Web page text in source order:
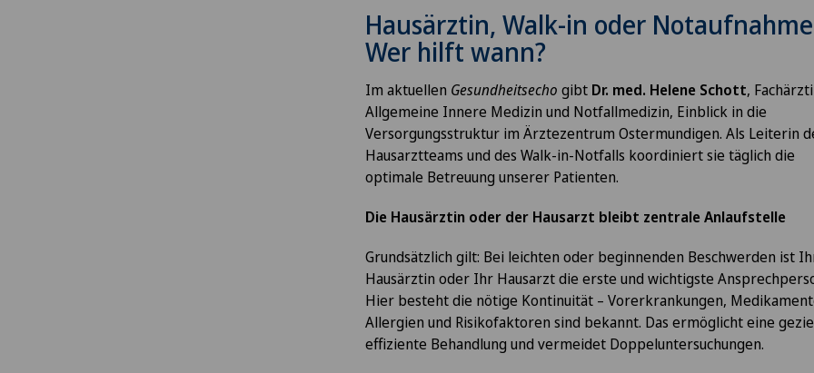
Hausärztin, Walk-in oder
Wer hilft wann?
Im aktuellen Gesundheitsecho gibt Dr. med. Helene Schott,
Allgemeine Innere Medizin und Notfallmedizin, Einblick in die
Versorgungsstruktur im Ärztezentrum Ostermundigen. Als Leiterin
Hausarztteams und des Walk-in-Notfalls koordiniert sie täglich die
optimale Betreuung unserer Patienten.
Die Hausärztin oder der Hausarzt bleibt zentrale Anlaufstelle
Grundsätzlich gilt: Bei leichten oder beginnenden Beschwerden ist
Hausärztin oder Ihr Hausarzt die erste und wichtigste
Hier besteht die nötige Kontinuität – Vorerkrankungen,
Allergien und Risikofaktoren sind bekannt. Das ermöglicht eine
effiziente Behandlung und vermeidet Doppeluntersuchungen.